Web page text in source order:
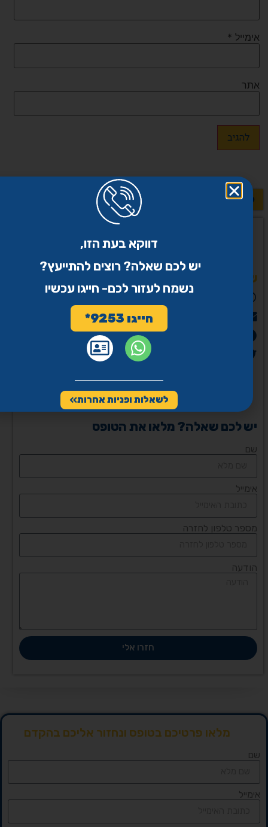
אימייל *
אתר
לשאלות נוספות >>
שיתוף
יש לכם שאלה? מלאו את הטופס
שם
אימייל
מספר טלפון לחזרה
הודעה
חזרו אלי
מלאו פרטיכם בטופס ונחזור אליכם בהקדם
שם
אימייל
דווקא בעת הזו,
יש לכם שאלה? רוצים להתייעץ?
נשמח לעזור לכם- חייגו עכשיו
חייגו 9253*
לשאלות ופניות אחרות